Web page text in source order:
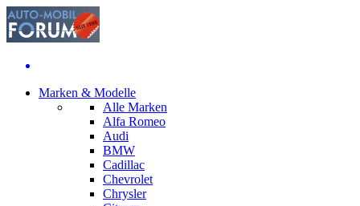
Marken & Modelle
Alle Marken
Alfa Romeo
Audi
BMW
Cadillac
Chevrolet
Chrysler